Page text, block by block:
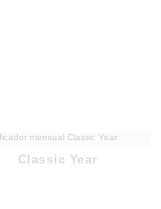
Classic Year